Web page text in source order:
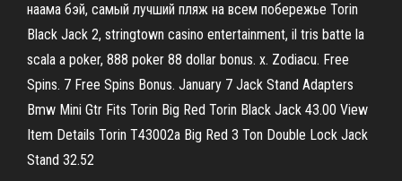
наама бэй, самый лучший пляж на всем побережье Torin
Black Jack 2, stringtown casino entertainment, il tris batte la
scala a poker, 888 poker 88 dollar bonus. x. Zodiacu. Free
Spins. 7 Free Spins Bonus. January 7 Jack Stand Adapters
Bmw Mini Gtr Fits Torin Big Red Torin Black Jack 43.00 View
Item Details Torin T43002a Big Red 3 Ton Double Lock Jack
Stand 32.52